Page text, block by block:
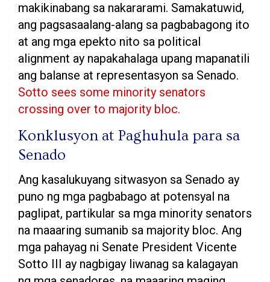
makikinabang sa nakararami. Samakatuwid,
ang pagsasaalang-alang sa pagbabagong ito
at ang mga epekto nito sa political
alignment ay napakahalaga upang mapanatili
ang balanse at representasyon sa Senado.
Sotto sees some minority senators
crossing over to majority bloc.
Konklusyon at Paghuhula para sa
Senado
Ang kasalukuyang sitwasyon sa Senado ay
puno ng mga pagbabago at potensyal na
paglipat, partikular sa mga minority senators
na maaaring sumanib sa majority bloc. Ang
mga pahayag ni Senate President Vicente
Sotto III ay nagbigay liwanag sa kalagayan